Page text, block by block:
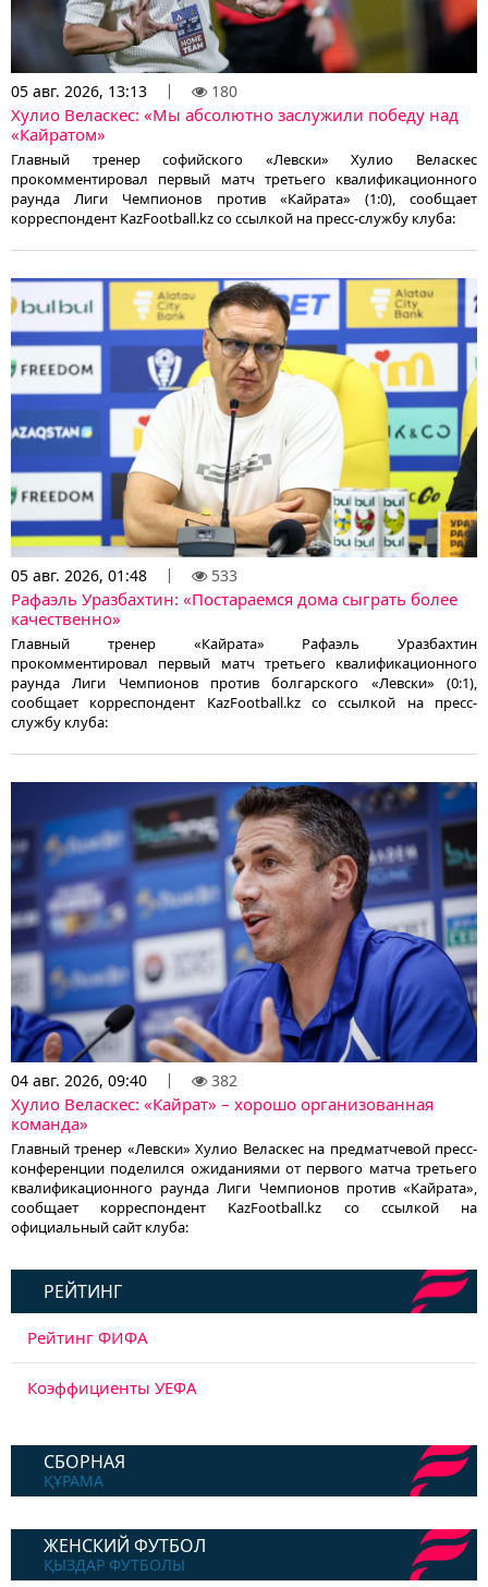
05 авг. 2026, 13:13 180
Хулио Веласкес: «Мы абсолютно заслужили победу над
«Кайратом»
Главный тренер софийского «Левски» Хулио Веласкес
прокомментировал первый матч третьего квалификационного
раунда Лиги Чемпионов против «Кайрата» (1:0), сообщает
корреспондент KazFootball.kz со ссылкой на пресс-службу клуба:
05 авг. 2026, 01:48 533
Рафаэль Уразбахтин: «Постараемся дома сыграть более
качественно»
Главный тренер «Кайрата» Рафаэль Уразбахтин
прокомментировал первый матч третьего квалификационного
раунда Лиги Чемпионов против болгарского «Левски» (0:1),
сообщает корреспондент KazFootball.kz со ссылкой на пресс-
службу клуба:
04 авг. 2026, 09:40 382
Хулио Веласкес: «Кайрат» – хорошо организованная
команда»
Главный тренер «Левски» Хулио Веласкес на предматчевой пресс-
конференции поделился ожиданиями от первого матча третьего
квалификационного раунда Лиги Чемпионов против «Кайрата»,
сообщает корреспондент KazFootball.kz со ссылкой на
официальный сайт клуба:
РЕЙТИНГ
Рейтинг ФИФА
Коэффициенты УЕФА
СБОРНАЯ
ҚҰРАМА
ЖЕНСКИЙ ФУТБОЛ
ҚЫЗДАР ФУТБОЛЫ